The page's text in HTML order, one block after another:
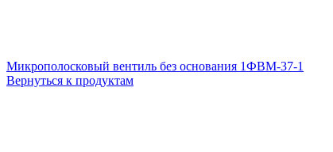
Микрополосковый вентиль без основания 1ФВМ-37-1
Вернуться к продуктам